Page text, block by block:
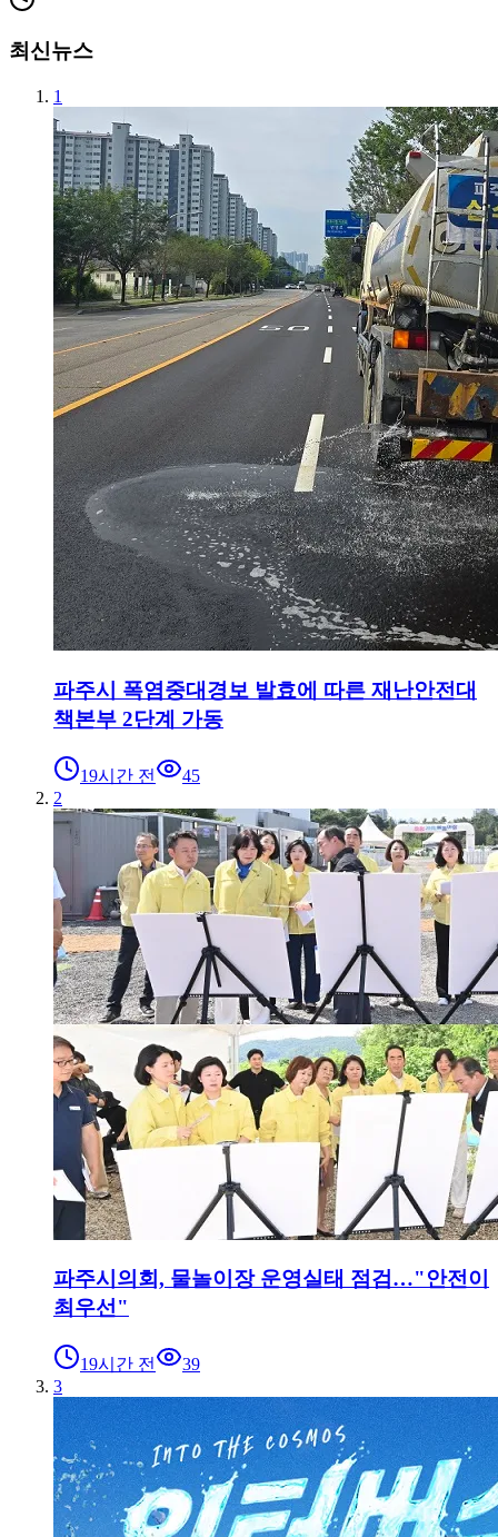
최신뉴스
1
파주시 폭염중대경보 발효에 따른 재난안전대
책본부 2단계 가동
19시간 전
45
2
파주시의회, 물놀이장 운영실태 점검…"안전이
최우선"
19시간 전
39
3